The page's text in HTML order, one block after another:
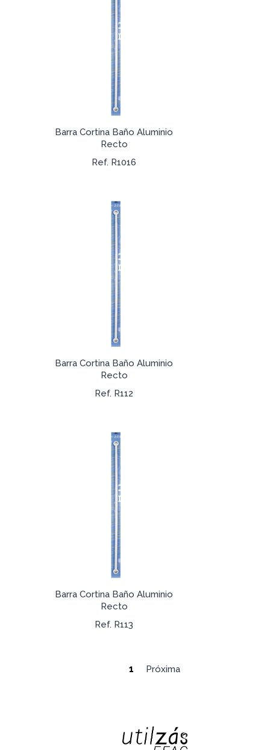
Barra Cortina Baño Aluminio
Recto
Ref. R1016
Barra Cortina Baño Aluminio
Recto
Ref. R112
Barra Cortina Baño Aluminio
Recto
Ref. R113
1 Próxima